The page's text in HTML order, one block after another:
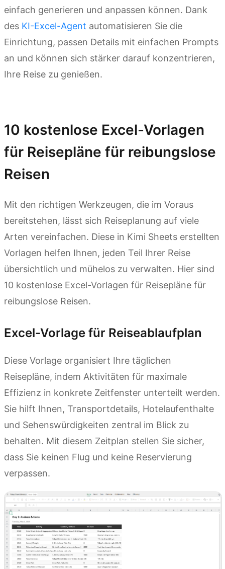
einfach generieren und anpassen können. Dank
des KI-Excel-Agent automatisieren Sie die
Einrichtung, passen Details mit einfachen Prompts
an und können sich stärker darauf konzentrieren,
Ihre Reise zu genießen.
10 kostenlose Excel-Vorlagen
für Reisepläne für reibungslose
Reisen
Mit den richtigen Werkzeugen, die im Voraus
bereitstehen, lässt sich Reiseplanung auf viele
Arten vereinfachen. Diese in Kimi Sheets erstellten
Vorlagen helfen Ihnen, jeden Teil Ihrer Reise
übersichtlich und mühelos zu verwalten. Hier sind
10 kostenlose Excel-Vorlagen für Reisepläne für
reibungslose Reisen.
Excel-Vorlage für Reiseablaufplan
Diese Vorlage organisiert Ihre täglichen
Reisepläne, indem Aktivitäten für maximale
Effizienz in konkrete Zeitfenster unterteilt werden.
Sie hilft Ihnen, Transportdetails, Hotelaufenthalte
und Sehenswürdigkeiten zentral im Blick zu
behalten. Mit diesem Zeitplan stellen Sie sicher,
dass Sie keinen Flug und keine Reservierung
verpassen.